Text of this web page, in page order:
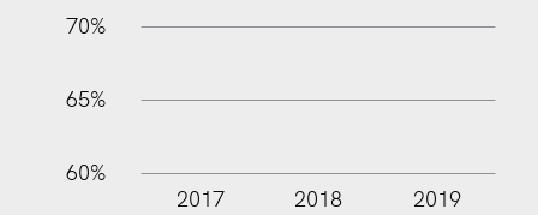
70%
65%
60%
L
2017 2018 2019